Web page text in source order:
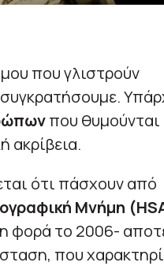
που γλιστρούν
που θυμούνται
ακρίβεια.
ότι πάσχουν από
Μνήμη
φορά το 2006-
που